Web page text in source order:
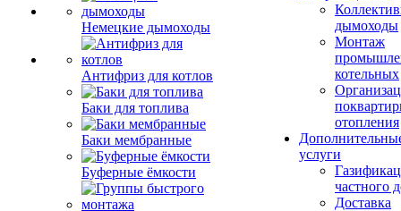
Немецкие дымоходы
Антифриз для котлов
Баки для топлива
Баки мембранные
Буферные ёмкости
дымоходы
Монтаж
котельных
отопления
услуги
частного
Доставка